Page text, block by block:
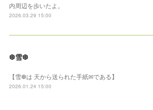
内周辺を歩いたよ。
2026.03.29 15:00
❆雪❆
【雪❆は 天から送られた手紙✉である】
2026.01.24 15:00